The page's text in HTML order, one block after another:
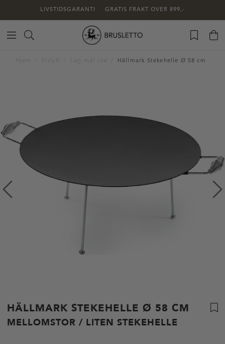
LIVSTIDSGARANTI GRATIS FRAKT OVER 899,-
Hällmark Stekehelle Ø 58 cm
HÄLLMARK STEKEHELLE Ø 58 CM
MELLOMSTOR / LITEN STEKEHELLE